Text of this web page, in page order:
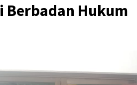
Berbadan Hukum